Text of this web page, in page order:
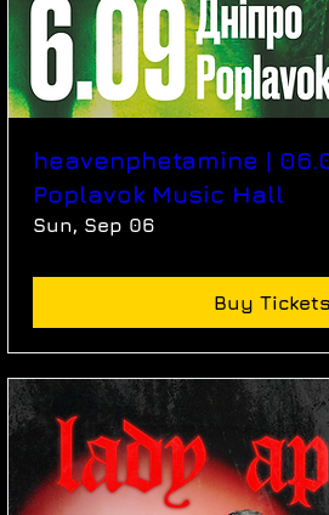
heavenphetamine |
Poplavok Music Hall
Sun, Sep 06
Buy Tickets